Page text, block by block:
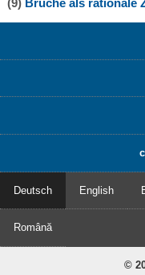
Deutsch English
Română
©